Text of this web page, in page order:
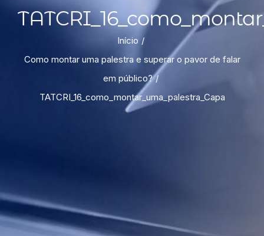
Início
Como montar uma palestra e superar o pavor de falar
em público?
TATCRI_16_como_montar_uma_palestra_Capa